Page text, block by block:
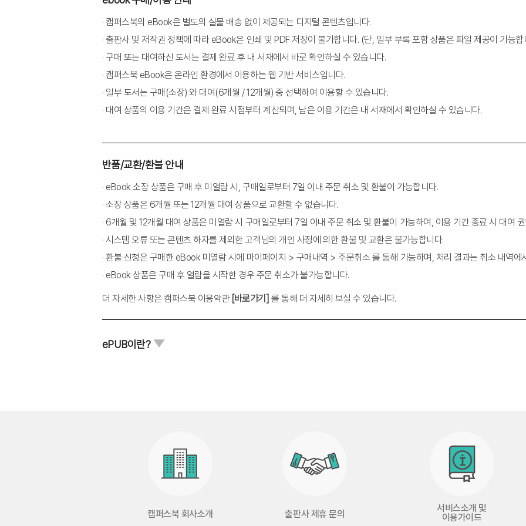
2장 게슈탈트 상담의 배경: 게슈탈트 상담의 태동에 영향을 준 이론
1. Sigmund Freud의 고전 정신분석: 전이관계와 치료자와의 접촉
2. Wilhelm Reich의 신체 이론: 말의 내용보다 표현 방식, 신체 감각, 직면을 활용
3. Salomo Friedlaender: 제로 센터와 양극 간 균형의 중요성
4. Kurt Goldstein의 유기체 이론: 유기체의 전체성
5. 게슈탈트 심리학: 전체는 부분의 합보다 크다
2. 게슈탈트 상담에 대한 흔한 오해
3. Perls 이후: 현대 게슈탈트 상담
4장 게슈탈트 상담의 이론적 토대
1. 장 이론: 모든 것은 장에 속해 있다
2. 현상학적 방법론: ‘지금 여기’에서 ‘주어진 것’을 ‘오직 모른다는 자세로’
3. 대화적 관계: 인간은 관계 속에 존재한다
1. 게슈탈트: 전체론적 관점
7. 자기: 내용 및 개념으로서의 자기 VS. 과정 및 기능으로서의 자기 / 85
6장 게슈탈트 상담의 인간관: 스스로 조절하는 전체로서의 유기체
2. 유기체의 자기 조절 능력: 상황이 통제하게 하라
· 캠퍼스북의 eBook은 별도의 실물 배송 없이 제공되는 디지털 콘텐츠입니다.
· 출판사 및 저작권 정책에 따라 eBook은 인쇄 및 PDF 저장이 불가합니다. (단, 일부 부록 포함 상품은 파일 제공이 가능합
· 구매 또는 대여하신 도서는 결제 완료 후 내 서재에서 바로 확인하실 수 있습니다.
· 캠퍼스북 eBook은 온라인 환경에서 이용하는 웹 기반 서비스입니다.
· 일부 도서는 구매(소장) 와 대여(6개월 / 12개월) 중 선택하여 이용할 수 있습니다.
· 대여 상품의 이용 기간은 결제 완료 시점부터 계산되며, 남은 이용 기간은 내 서재에서 확인하실 수 있습니다.
반품/교환/환불 안내
· eBook 소장 상품은 구매 후 미열람 시, 구매일로부터 7일 이내 주문 취소 및 환불이 가능합니다.
· 소장 상품은 6개월 또는 12개월 대여 상품으로 교환할 수 없습니다.
· 6개월 및 12개월 대여 상품은 미열람 시 구매일로부터 7일 이내 주문 취소 및 환불이 가능하며, 이용 기간 종료 시 대여
· 시스템 오류 또는 콘텐츠 하자를 제외한 고객님의 개인 사정에 의한 환불 및 교환은 불가능합니다.
· 환불 신청은 구매한 eBook 미열람 시에 마이페이지 > 구매내역 > 주문취소 를 통해 가능하며, 처리 결과는 취소 내역에
· eBook 상품은 구매 후 열람을 시작한 경우 주문 취소가 불가능합니다.
더 자세한 사항은 캠퍼스북 이용약관 [바로가기]를 통해 더 자세히 보실 수 있습니다.
ePUB이란?
캠퍼스북 회사소개 출판사 제휴 문의
서비스소개 및
이용가이드